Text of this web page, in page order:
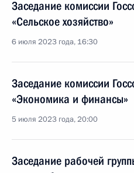
Заседание комиссии
«Сельское хозяйство»
6 июля 2023 года, 16:30
Заседание комиссии
«Экономика и финансы»
5 июля 2023 года, 20:00
Заседание рабочей